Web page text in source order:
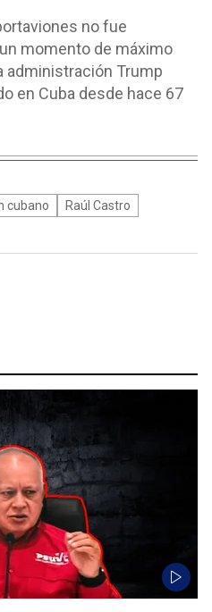
no fue
momento de máximo
administración Trump
en Cuba desde hace 67
cubano
Raúl Castro